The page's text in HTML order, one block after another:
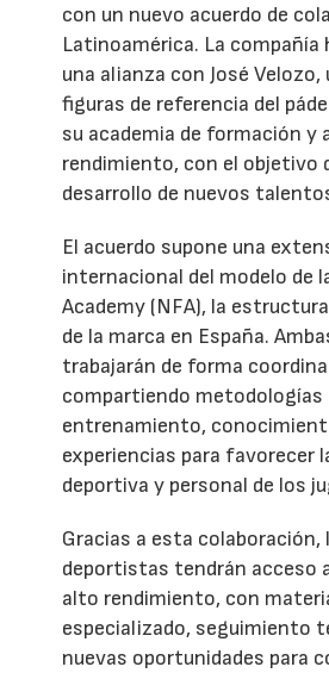
con un nuevo acuerdo de
Latinoamérica. La compañía
una alianza con José Velozo,
figuras de referencia del
su academia de formación y
rendimiento, con el objetivo
desarrollo de nuevos
El acuerdo supone una
internacional del modelo de
Academy (NFA), la
de la marca en España.
trabajarán de forma
compartiendo metodologías
entrenamiento,
experiencias para favorecer
deportiva y personal de los
Gracias a esta colaboración,
deportistas tendrán acceso
alto rendimiento, con
especializado, seguimiento
nuevas oportunidades para